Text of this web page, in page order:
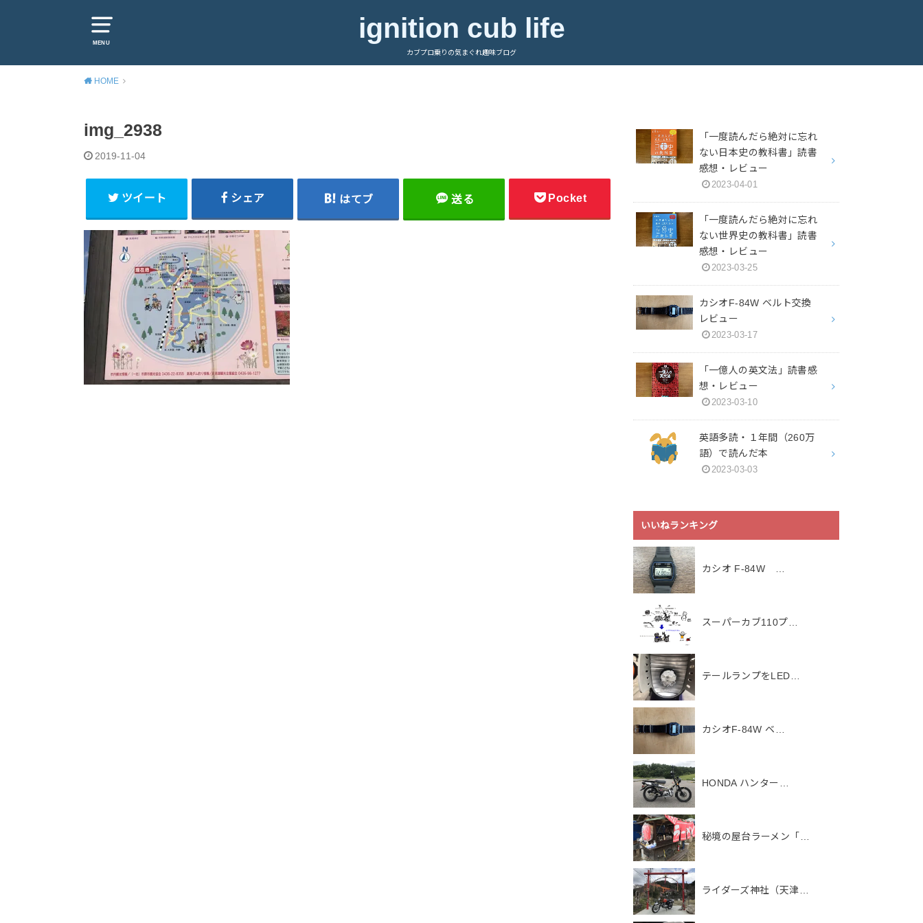
MENU ignition cub life
カブプロ乗りの気まぐれ趣味ブログ
HOME
img_2938
2019-11-04
ツイート シェア はてブ 送る Pocket
「一度読んだら絶対に忘れ
ない日本史の教科書」読書
感想・レビュー
2023-04-01
「一度読んだら絶対に忘れ
ない世界史の教科書」読書
感想・レビュー
2023-03-25
カシオF-84W ベルト交換
レビュー
2023-03-17
「一億人の英文法」読書感
想・レビュー
2023-03-10
英語多読・１年間（260万
語）で読んだ本
2023-03-03
いいねランキング
カシオ F-84W …
スーパーカブ110プ…
テールランプをLED…
カシオF-84W ベ…
HONDA ハンター…
秘境の屋台ラーメン「…
ライダーズ神社（天津…